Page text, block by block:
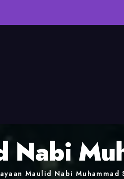
Nabi
Maulid Nabi Muhammad